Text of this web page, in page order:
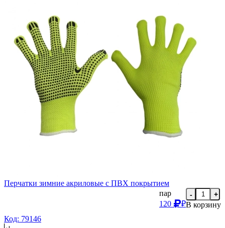
Перчатки зимние акриловые с ПВХ покрытием
пар
120
₽
- +
В корзину
Код: 79146